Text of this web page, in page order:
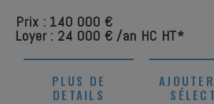
Prix : 140 000 €
Loyer : 24 000 € /an HC HT*
PLUS DE
DETAILS